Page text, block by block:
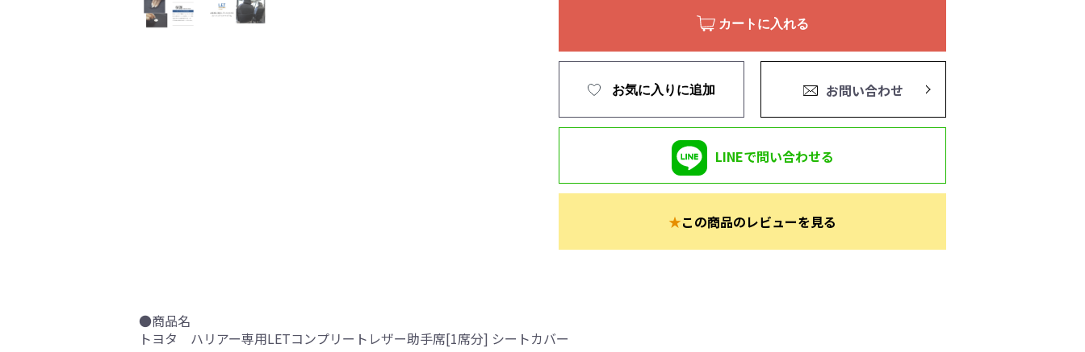
カートに入れる
お気に入りに追加 お問い合わせ
LINEで問い合わせる
★この商品のレビューを見る
●商品名
トヨタ ハリアー専用LETコンプリートレザー助手席[1席分] シートカバー